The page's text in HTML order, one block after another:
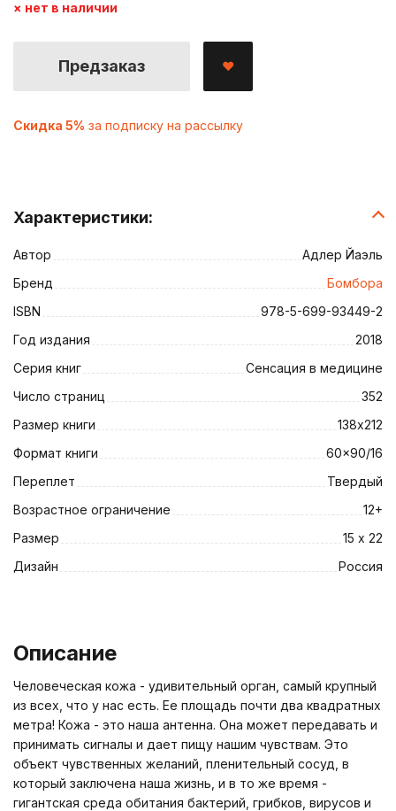
Характеристики:
Автор
Адлер Йаэль
Бренд
Бомбора
ISBN
978-5-699-93449-2
Год издания
2018
Серия книг
Сенсация в медицине
Число страниц
352
Размер книги
138х212
Формат книги
60x90/16
Переплет
Твердый
Возрастное ограничение
12+
Размер
15 х 22
Дизайн
Россия
× нет в наличии
Предзаказ
Скидка 5% за подписку на рассылку
Описание
Человеческая кожа - удивительный орган, самый крупный
из всех, что у нас есть. Ее площадь почти два квадратных
метра! Кожа - это наша антенна. Она может передавать и
принимать сигналы и дает пищу нашим чувствам. Это
объект чувственных желаний, пленительный сосуд, в
который заключена наша жизнь, и в то же время -
гигантская среда обитания бактерий, грибков, вирусов и